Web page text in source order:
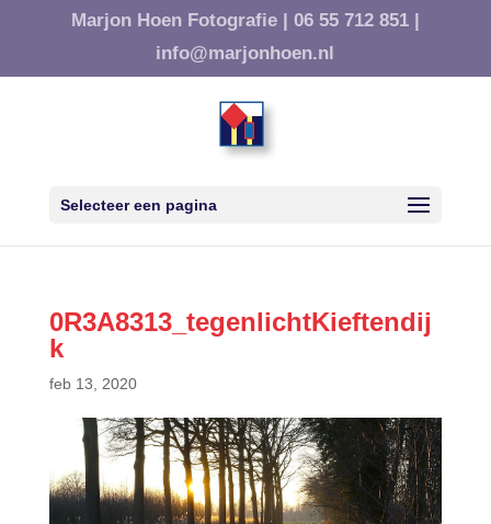
Marjon Hoen Fotografie | 06 55 712 851 |
info@marjonhoen.nl
Selecteer een pagina
0R3A8313_tegenlichtKieftendij
k
feb 13, 2020